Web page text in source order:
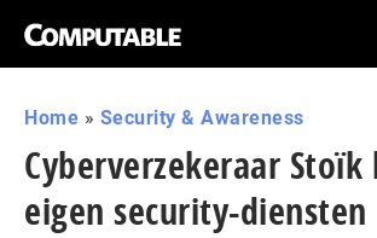
Home » Security & Awareness
Cyberverzekeraar Stoïk
eigen security-diensten